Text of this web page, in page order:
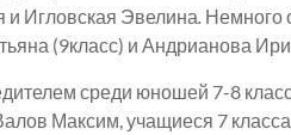
и Игловская Эвелина Немного
(9класс) и Андрианова
среди юношей 7-8
Максим, учащиеся 7